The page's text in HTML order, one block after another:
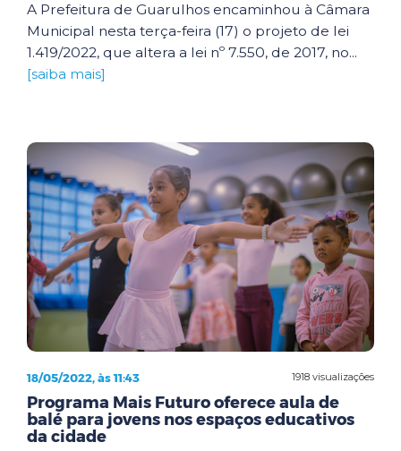
A Prefeitura de Guarulhos encaminhou à Câmara
Municipal nesta terça-feira (17) o projeto de lei
1.419/2022, que altera a lei nº 7.550, de 2017, no...
[saiba mais]
1918 visualizações
18/05/2022, às 11:43
Programa Mais Futuro oferece aula de
balé para jovens nos espaços educativos
da cidade